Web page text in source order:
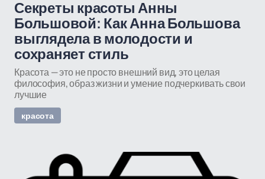
Секреты красоты Анны
Большовой: Как Анна Большова
выглядела в молодости и
сохраняет стиль
Красота — это не просто внешний вид, это целая
философия, образ жизни и умение подчеркивать свои
лучшие
красота